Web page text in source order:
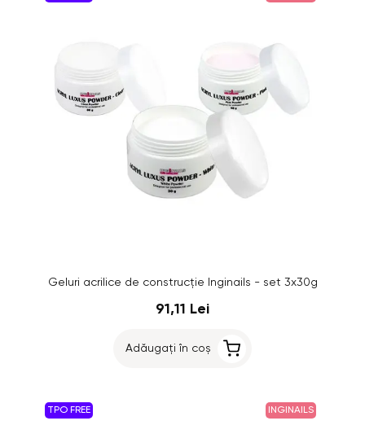
Geluri acrilice de construcție Inginails - set 3x30g
91,11 Lei
Adăugați în coș
TPO FREE INGINAILS